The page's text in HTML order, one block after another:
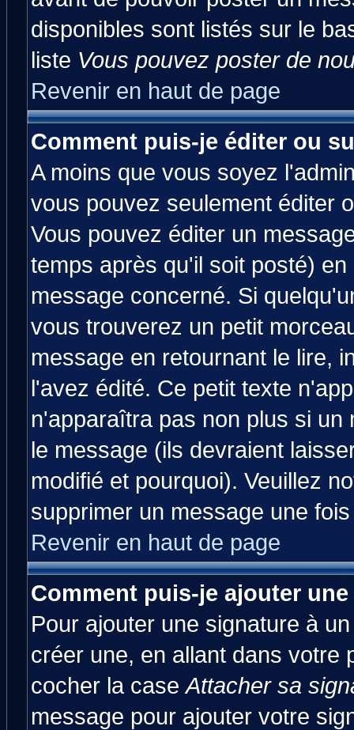
disponibles sont listés sur le
liste Vous pouvez poster de
Revenir en haut de page
Comment puis-je éditer ou
A moins que vous soyez
vous pouvez seulement éditer
Vous pouvez éditer un
temps après qu'il soit posté)
message concerné. Si
vous trouverez un petit
message en retournant le lire,
l'avez édité. Ce petit texte
n'apparaîtra pas non plus si
le message (ils devraient
modifié et pourquoi). Veuillez
supprimer un message une
Revenir en haut de page
Comment puis-je ajouter
Pour ajouter une signature à
créer une, en allant dans votre
cocher la caseAttacher sa
message pour ajouter votre